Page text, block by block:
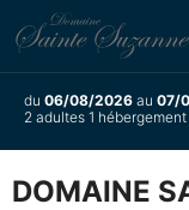
du 06/08/2026 au 07/
2 adultes 1 hébergement
DOMAINE